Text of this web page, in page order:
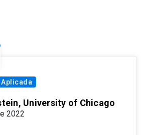
University of Chicago
2022